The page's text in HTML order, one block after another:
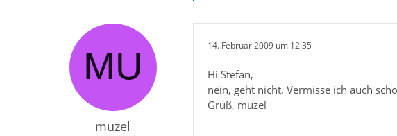
muzel
14. Februar 2009 um 12:35
Hi Stefan,
nein, geht nicht. Vermisse ich auch
Gruß, muzel